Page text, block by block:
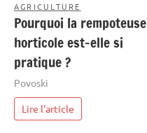
AGRICULTURE
Pourquoi la rempoteuse
horticole est-elle si
pratique ?
Povoski
Lire l'article